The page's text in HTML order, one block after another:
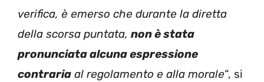
verifica, è emerso che durante la diretta
della scorsa puntata, non è stata
pronunciata alcuna espressione
contraria al regolamento e alla morale“, si